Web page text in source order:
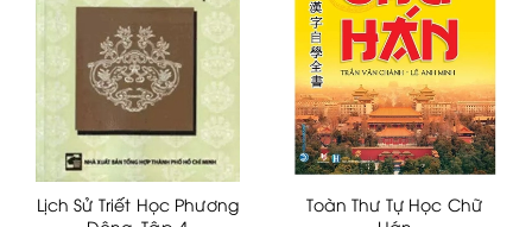
Lịch Sử Triết Học Phương
Toàn Thư Tự Học Chữ